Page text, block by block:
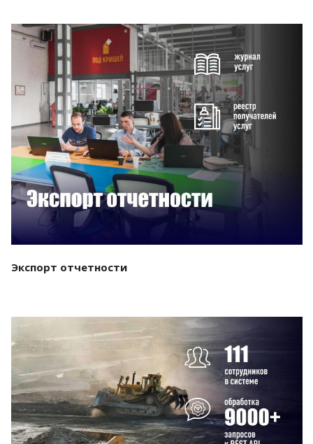
Смотреть проект
Экспорт отчетности
Смотреть проект